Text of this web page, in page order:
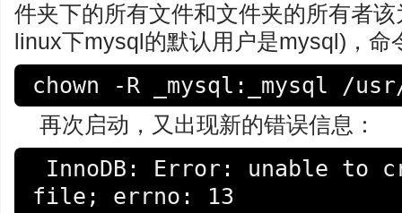
件夹下的所有文件和文件夹的所有者
linux下mysql的默认用户是mysql)，命
chown -R _mysql:_mysql /
再次启动，又出现新的错误信息：
file; errno: 13